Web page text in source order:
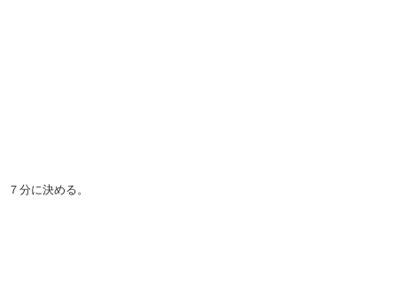
７分に決める。